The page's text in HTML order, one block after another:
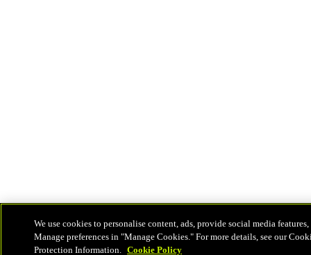
We use cookies to personalise content, ads, provide social media
Manage preferences in "Manage Cookies." For more details, see our
Protection Information. Cookie Policy